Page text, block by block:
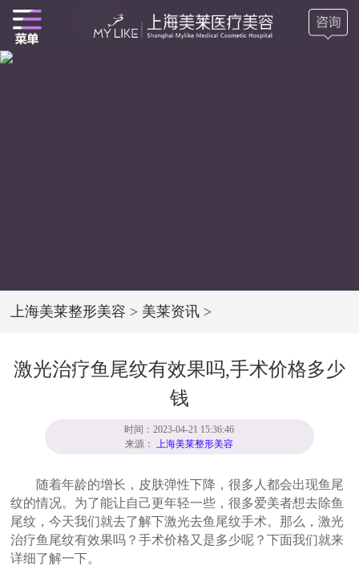
上海美莱整形美容 > 美莱资讯 >
激光治疗鱼尾纹有效果吗,手术价格多少
钱
时间：2023-04-21 15:36:46
来源：上海美莱整形美容
随着年龄的增长，皮肤弹性下降，很多人都会出现鱼尾
纹的情况。为了能让自己更年轻一些，很多爱美者想去除鱼
尾纹，今天我们就去了解下激光去鱼尾纹手术。那么，激光
治疗鱼尾纹有效果吗？手术价格又是多少呢？下面我们就来
详细了解一下。